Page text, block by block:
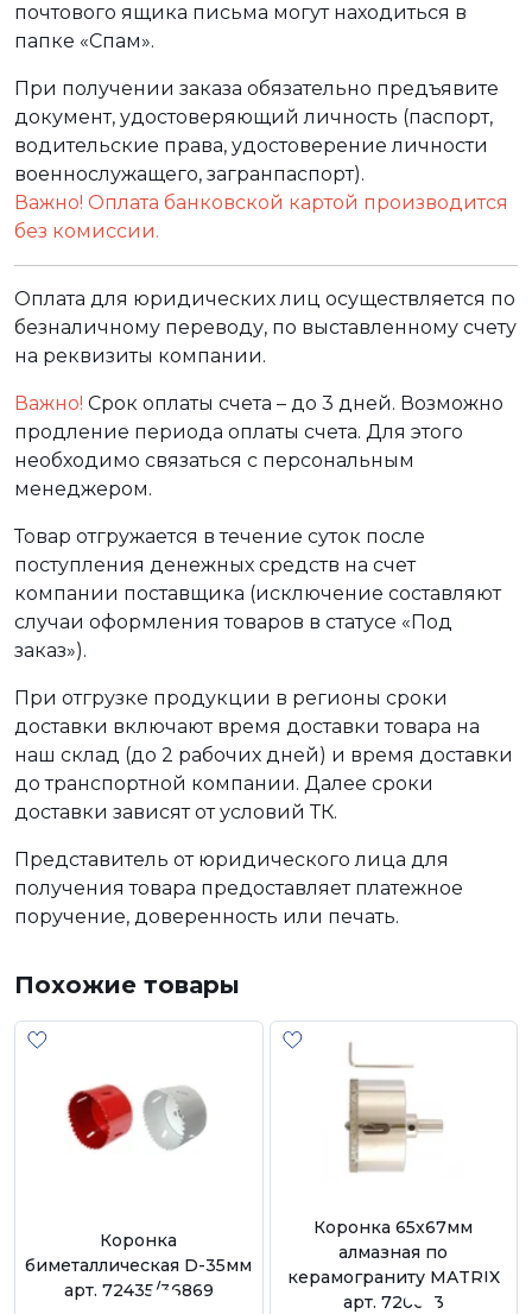
почтового ящика письма могут находиться в
папке «Спам».
При получении заказа обязательно предъявите
документ, удостоверяющий личность (паспорт,
водительские права, удостоверение личности
военнослужащего, загранпаспорт).
Важно! Оплата банковской картой производится
без комиссии.
Оплата для юридических лиц осуществляется по
безналичному переводу, по выставленному счету
на реквизиты компании.
Важно! Срок оплаты счета – до 3 дней. Возможно
продление периода оплаты счета. Для этого
необходимо связаться с персональным
менеджером.
Товар отгружается в течение суток после
поступления денежных средств на счет
компании поставщика (исключение составляют
случаи оформления товаров в статусе «Под
заказ»).
При отгрузке продукции в регионы сроки
доставки включают время доставки товара на
наш склад (до 2 рабочих дней) и время доставки
до транспортной компании. Далее сроки
доставки зависят от условий ТК.
Представитель от юридического лица для
получения товара предоставляет платежное
поручение, доверенность или печать.
Похожие товары
Коронка
биметаллическая D-35мм
арт. 72435/36869
Коронка 65х67мм
алмазная по
керамограниту MATRIX
арт. 726653